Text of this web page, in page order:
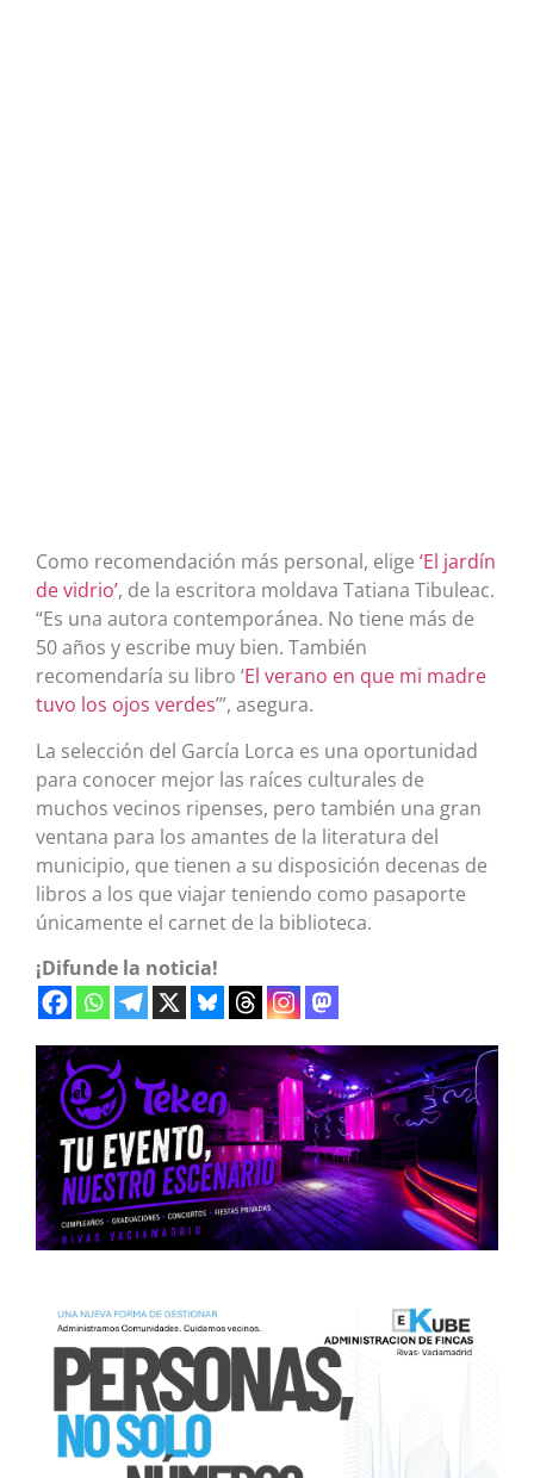
Como recomendación más personal, elige ‘El jardín
de vidrio’, de la escritora moldava Tatiana Tibuleac.
“Es una autora contemporánea. No tiene más de
50 años y escribe muy bien. También
recomendaría su libro ‘El verano en que mi madre
tuvo los ojos verdes’”, asegura.
La selección del García Lorca es una oportunidad
para conocer mejor las raíces culturales de
muchos vecinos ripenses, pero también una gran
ventana para los amantes de la literatura del
municipio, que tienen a su disposición decenas de
libros a los que viajar teniendo como pasaporte
únicamente el carnet de la biblioteca.
¡Difunde la noticia!